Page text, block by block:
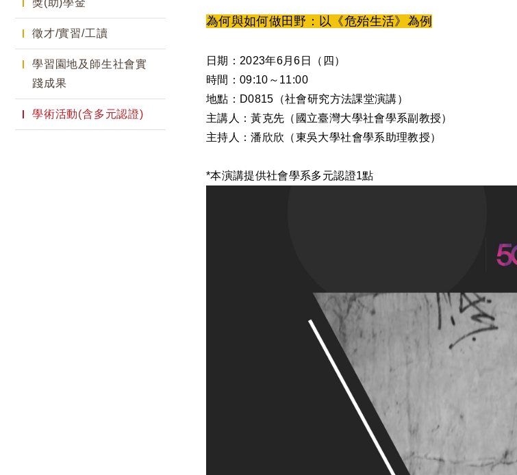
獎(助)學金
徵才/實習/工讀
學習園地及師生社會實
踐成果
學術活動(含多元認證)
為何與如何做田野：以《危殆生活》為例
日期：2023年6月6日（四）
時間：09:10～11:00
地點：D0815（社會研究方法課堂演講）
主講人：黃克先（國立臺灣大學社會學系副教授）
主持人：潘欣欣（東吳大學社會學系助理教授）
*本演講提供社會學系多元認證1點